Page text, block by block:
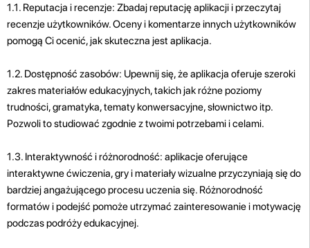
1.1. Reputacja i recenzje: Zbadaj reputację aplikacji i przeczytaj
recenzje użytkowników. Oceny i komentarze innych użytkowników
pomogą Ci ocenić, jak skuteczna jest aplikacja.
1.2. Dostępność zasobów: Upewnij się, że aplikacja oferuje szeroki
zakres materiałów edukacyjnych, takich jak różne poziomy
trudności, gramatyka, tematy konwersacyjne, słownictwo itp.
Pozwoli to studiować zgodnie z twoimi potrzebami i celami.
1.3. Interaktywność i różnorodność: aplikacje oferujące
interaktywne ćwiczenia, gry i materiały wizualne przyczyniają się do
bardziej angażującego procesu uczenia się. Różnorodność
formatów i podejść pomoże utrzymać zainteresowanie i motywację
podczas podróży edukacyjnej.